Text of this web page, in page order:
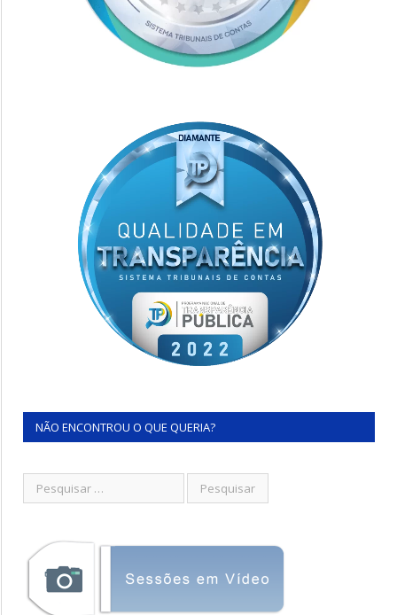
NÃO ENCONTROU O QUE QUERIA?